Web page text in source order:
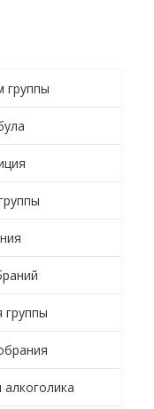
группы
группы